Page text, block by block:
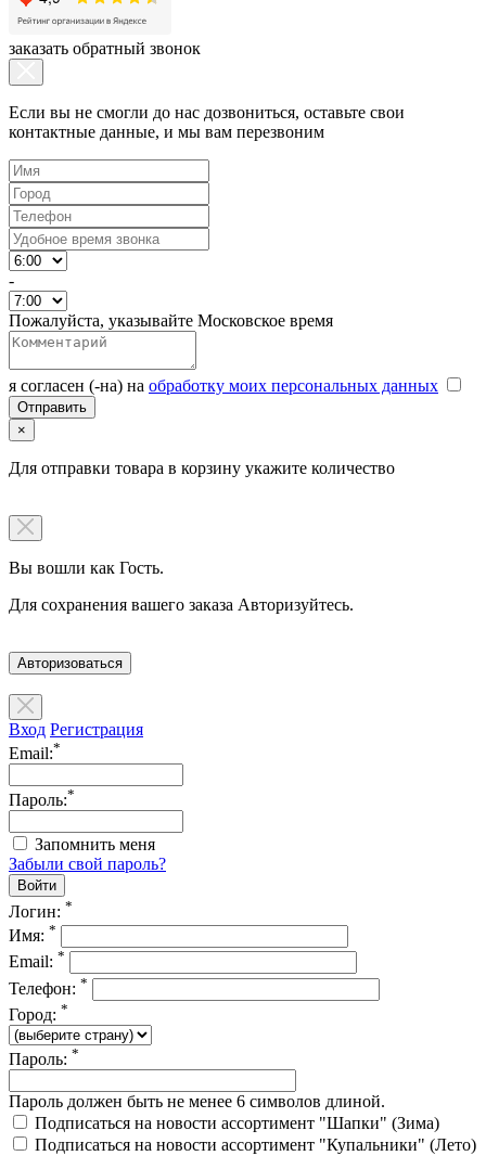
заказать обратный звонок
Если вы не смогли до нас дозвониться, оставьте свои
контактные данные, и мы вам перезвоним
-
Пожалуйста, указывайте Московское время
я согласен (-на) на обработку моих персональных данных
×
Для отправки товара в корзину укажите количество
Вы вошли как Гость.
Для сохранения вашего заказа Авторизуйтесь.
Авторизоваться
Вход Регистрация
Email:*
Пароль:*
Запомнить меня
Забыли свой пароль?
Логин: *
Имя: *
Email: *
Телефон: *
Город: *
Пароль: *
Пароль должен быть не менее 6 символов длиной.
Подписаться на новости ассортимент "Шапки" (Зима)
Подписаться на новости ассортимент "Купальники" (Лето)